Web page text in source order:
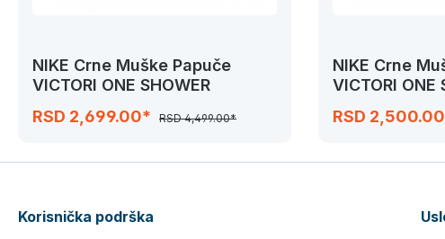
NIKE Crne Muške Papuče
VICTORI ONE SHOWER
RSD 2,699.00*
RSD 4,499.00*
NIKE Crne
VICTORI ONE
RSD
Korisnička podrška